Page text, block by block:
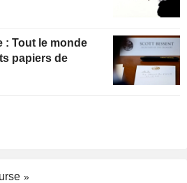
: Tout le monde
papiers de